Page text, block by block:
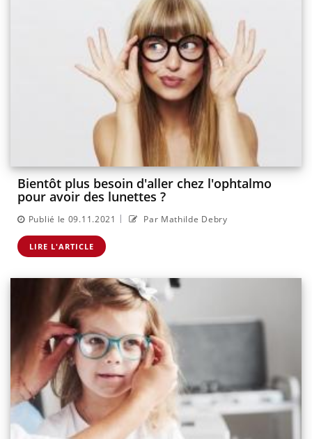
Bientôt plus besoin d'aller chez l'ophtalmo
pour avoir des lunettes ?
Publié le 09.11.2021 | Par Mathilde Debry
LIRE L'ARTICLE